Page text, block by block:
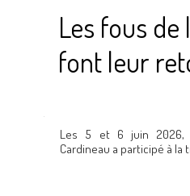
Les fous de
font leur
Les 5 et 6 juin 2026,
Cardineau a participé à la